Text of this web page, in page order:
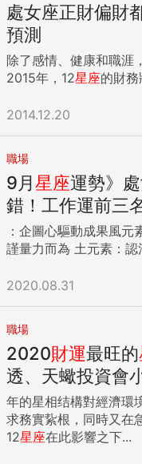
處女座正財偏財
預測
除了感情、健康和職涯
2015年，12星座的財
2014.12.20
職場
9月星座運勢》
錯！工作運前三
：企圖心驅動成果風
2020.08.31
職場
2020財運最旺的
透、天蠍投資會
年的星相结構對經濟環
求務實紥根，同時又在
12星座在此影響之下...